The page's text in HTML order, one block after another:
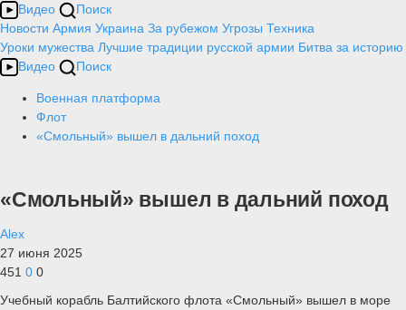
Видео
Поиск
Новости Армия Украина За рубежом Угрозы Техника
Уроки мужества Лучшие традиции русской армии Битва за историю
Видео
Поиск
Военная платформа
Флот
«Смольный» вышел в дальний поход
«Смольный» вышел в дальний поход
Alex
27 июня 2025
451 0 0
Учебный корабль Балтийского флота «Смольный» вышел в море